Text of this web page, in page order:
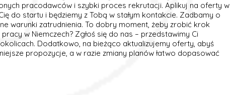
pracodawców i szybki proces rekrutacji. Aplikuj na oferty w
do startu i będziemy z Tobą w stałym kontakcie. Zadbamy o
warunki zatrudnienia. To dobry moment, żeby zrobić krok
w Niemczech? Zgłoś się do nas – przedstawimy Ci
Dodatkowo, na bieżąco aktualizujemy oferty, abyś
propozycje, a w razie zmiany planów łatwo dopasować